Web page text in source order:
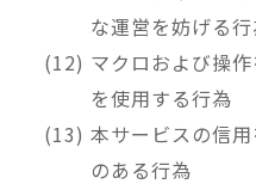
な運営を妨げる
マクロおよび操
を使用する行為
本サービスの信
のある行為